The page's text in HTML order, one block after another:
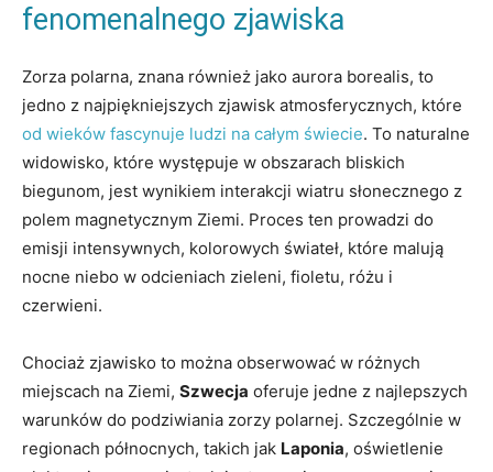
fenomenalnego zjawiska
Zorza polarna, znana również jako aurora borealis, to
jedno z najpiękniejszych zjawisk atmosferycznych, które
od wieków fascynuje ludzi na całym świecie. To naturalne
widowisko, które występuje w obszarach bliskich
biegunom, jest wynikiem interakcji wiatru słonecznego z
polem magnetycznym Ziemi. Proces ten prowadzi do
emisji intensywnych, kolorowych świateł, które malują
nocne niebo w odcieniach zieleni, fioletu, różu i
czerwieni.
Chociaż zjawisko to można obserwować w różnych
miejscach na Ziemi, Szwecja oferuje jedne z najlepszych
warunków do podziwiania zorzy polarnej. Szczególnie w
regionach północnych, takich jak Laponia, oświetlenie